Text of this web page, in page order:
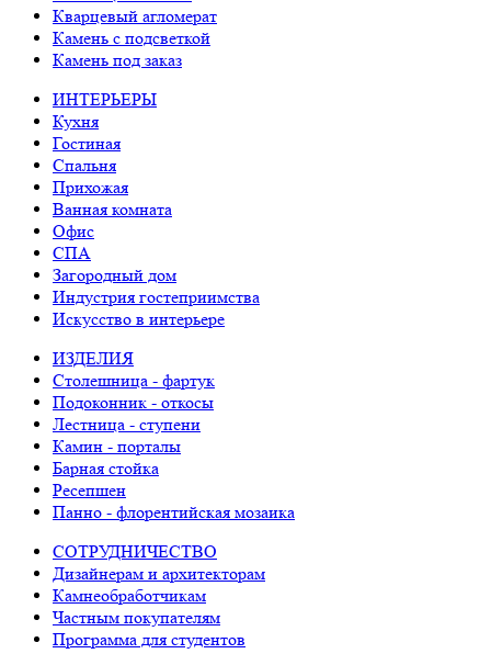
Кварцевый агломерат
Камень с подсветкой
Камень под заказ
ИНТЕРЬЕРЫ
Кухня
Гостиная
Спальня
Прихожая
Ванная комната
Офис
СПА
Загородный дом
Индустрия гостеприимства
Искусство в интерьере
ИЗДЕЛИЯ
Столешница - фартук
Подоконник - откосы
Лестница - ступени
Камин - порталы
Барная стойка
Ресепшен
Панно - флорентийская мозаика
СОТРУДНИЧЕСТВО
Дизайнерам и архитекторам
Камнеобработчикам
Частным покупателям
Программа для студентов